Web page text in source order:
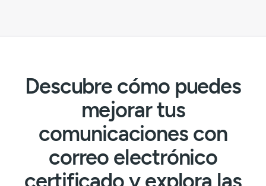
Descubre cómo puedes
mejorar tus
comunicaciones con
correo electrónico
certificado y explora las